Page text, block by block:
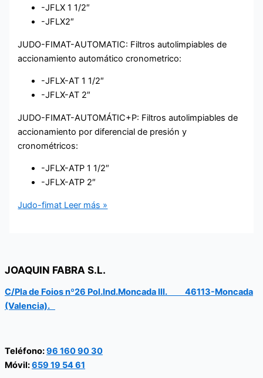
-JFLX 1 1/2″
-JFLX2″
JUDO-FIMAT-AUTOMATIC: Filtros autolimpiables de
accionamiento automático cronometrico:
-JFLX-AT 1 1/2″
-JFLX-AT 2″
JUDO-FIMAT-AUTOMÁTIC+P: Filtros autolimpiables de
accionamiento por diferencial de presión y
cronométricos:
-JFLX-ATP 1 1/2″
-JFLX-ATP 2″
Judo-fimat Leer más »
JOAQUIN FABRA S.L.
C/Pla de Foios nº26 Pol.Ind.Moncada III. 46113-Moncada
(Valencia).
Teléfono:96 160 90 30
Móvil:659 19 54 61